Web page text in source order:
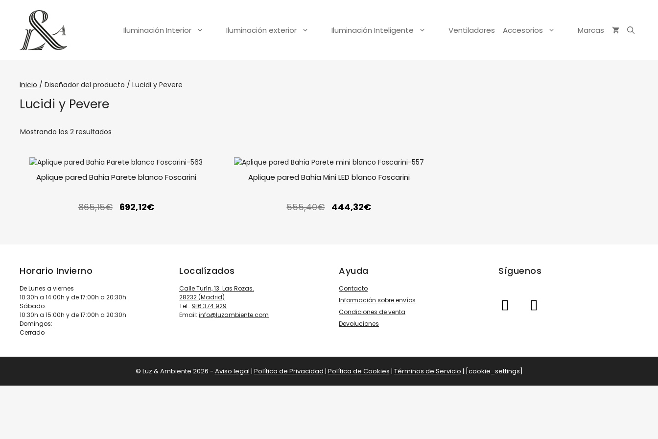
Iluminación Interior Iluminación exterior Iluminación Inteligente Ventiladores Accesorios Marcas
Inicio / Diseñador del producto / Lucidi y Pevere
Lucidi y Pevere
Mostrando los 2 resultados
Aplique pared Bahia Parete blanco Foscarini
865,15€ 692,12€
Aplique pared Bahia Mini LED blanco Foscarini
555,40€ 444,32€
Horario Invierno
De Lunes a viernes
10:30h a 14:00h y de 17:00h a 20:30h
Sábado:
10:30h a 15:00h y de 17:00h a 20:30h
Domingos:
Cerrado
Localízados
Calle Turín, 13. Las Rozas.
28232 (Madrid)
Tel.: 916 374 929
Email: info@luzambiente.com
Ayuda
Contacto
Información sobre envíos
Condiciones de venta
Devoluciones
Síguenos
© Luz & Ambiente 2026 - Aviso legal | Política de Privacidad | Política de Cookies | Términos de Servicio | [cookie_settings]